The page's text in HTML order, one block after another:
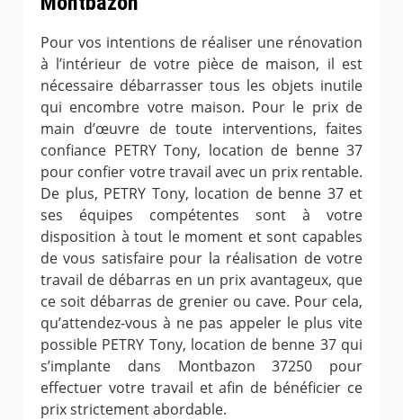
Pour vos intentions de réaliser une rénovation
à l’intérieur de votre pièce de maison, il est
nécessaire débarrasser tous les objets inutile
qui encombre votre maison. Pour le prix de
main d’œuvre de toute interventions, faites
confiance PETRY Tony, location de benne 37
pour confier votre travail avec un prix rentable.
De plus, PETRY Tony, location de benne 37 et
ses équipes compétentes sont à votre
disposition à tout le moment et sont capables
de vous satisfaire pour la réalisation de votre
travail de débarras en un prix avantageux, que
ce soit débarras de grenier ou cave. Pour cela,
qu’attendez-vous à ne pas appeler le plus vite
possible PETRY Tony, location de benne 37 qui
s’implante dans Montbazon 37250 pour
effectuer votre travail et afin de bénéficier ce
prix strictement abordable.